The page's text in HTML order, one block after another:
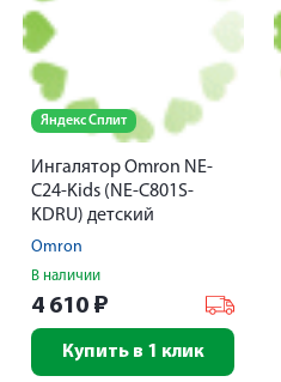
Яндекс Сплит
Ингалятор Omron NE-
C24-Kids (NE-C801S-
KDRU) детский
Omron
В наличии
4 610 ₽
Купить в 1 клик